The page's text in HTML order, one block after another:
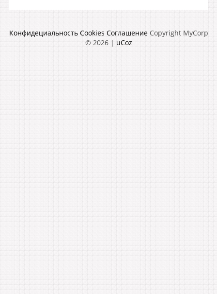
Конфидециальность Cookies Соглашение Copyright MyCorp
© 2026| uCoz